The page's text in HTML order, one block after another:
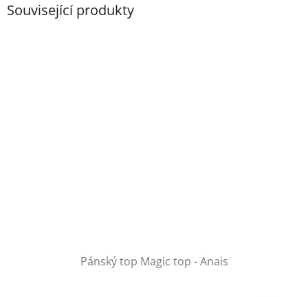
Související produkty
Pánský top Magic top - Anais